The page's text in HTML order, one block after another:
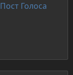
Пост Голоса